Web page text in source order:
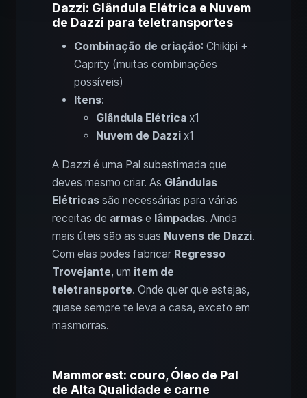
Dazzi: Glândula Elétrica e Nuvem
de Dazzi para teletransportes
Combinação de criação: Chikipi +
Caprity (muitas combinações
possíveis)
Itens:
Glândula Elétrica x1
Nuvem de Dazzi x1
A Dazzi é uma Pal subestimada que
deves mesmo criar. As Glândulas
Elétricas são necessárias para várias
receitas de armas e lâmpadas. Ainda
mais úteis são as suas Nuvens de Dazzi.
Com elas podes fabricar Regresso
Trovejante, um item de
teletransporte. Onde quer que estejas,
quase sempre te leva a casa, exceto em
masmorras.
Mammorest: couro, Óleo de Pal
de Alta Qualidade e carne